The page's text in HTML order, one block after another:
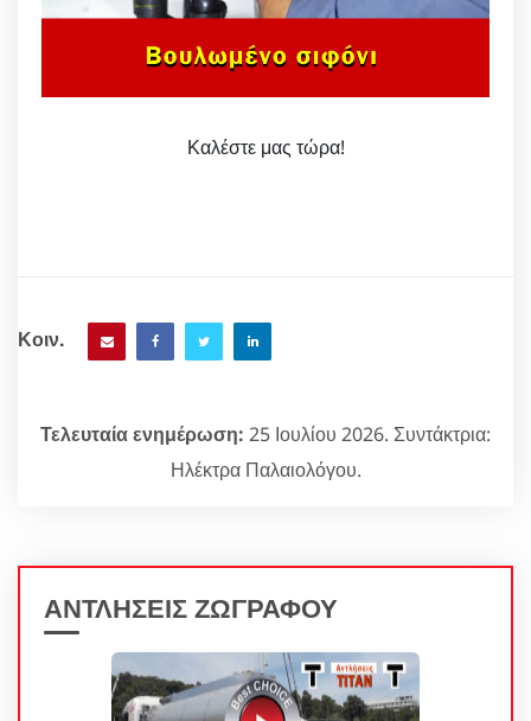
Καλέστε μας τώρα!
Κοιν.
Τελευταία ενημέρωση: 25 Ιουλίου 2026. Συντάκτρια:
Ηλέκτρα Παλαιολόγου.
ΑΝΤΛΗΣΕΙΣ ΖΩΓΡΑΦΟΥ